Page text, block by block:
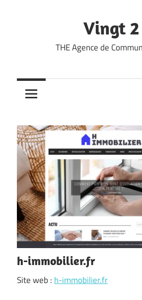
Vingt 2
THE Agence de
h-immobilier.fr
Site web : h-immobilier.fr